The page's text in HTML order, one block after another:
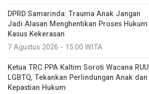
DPRD Samarinda: Trauma Anak Jangan
Jadi Alasan Menghentikan Proses Hukum
Kasus Kekerasan
7 Agustus 2026 - 15:00 WITA
Ketua TRC PPA Kaltim Soroti Wacana RUU
LGBTQ, Tekankan Perlindungan Anak dan
Kepastian Hukum